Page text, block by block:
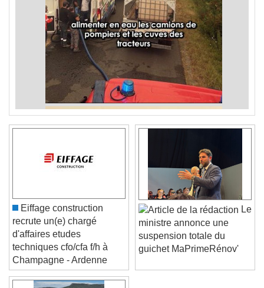
Eiffage construction
recrute un(e) chargé
d'affaires etudes
techniques cfo/cfa f/h à
Champagne - Ardenne
ministre annonce une
suspension totale du